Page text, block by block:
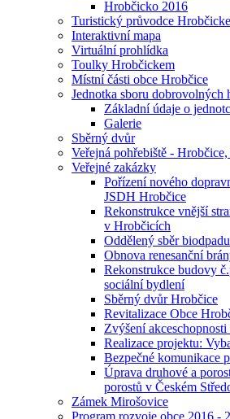
Hrobčicko 2016
Turistický průvodce
Interaktivní mapa
Virtuální prohlídka
Toulky Hrobčickem
Místní části obce Hrobčice
Jednotka sboru dobrovolných
Základní údaje o
Galerie
Sběrný dvůr
Veřejná pohřebiště -
Veřejné zakázky
Pořízení nového
JSDH Hrobčice
Rekonstrukce vnější
v Hrobčicích
Oddělený sběr
Obnova renesanční
Rekonstrukce budovy
sociální bydlení
Sběrný dvůr Hrobčice
Revitalizace Obce
Zvýšení
Realizace projektu:
Bezpečné komunikace
Úprava druhové a
porostů v Českém
Zámek Mirošovice
Program rozvoje obce 2016 -